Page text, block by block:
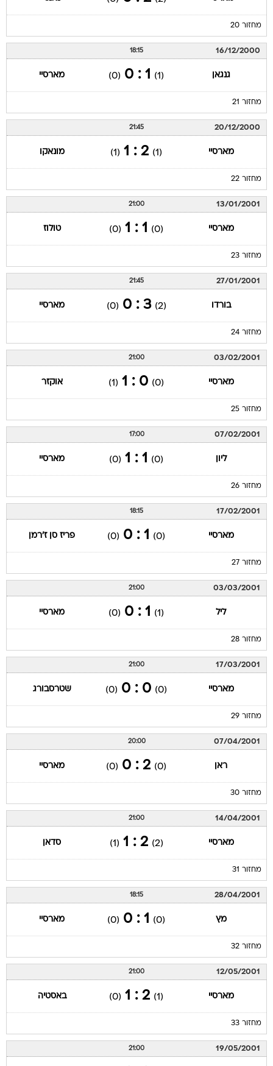
מחזור 20
16/12/2000
18:15
גנגאן (1)
1 : 0
(0) מארסיי
מחזור 21
20/12/2000
21:45
מארסיי (1)
2 : 1
(1) מונאקו
מחזור 22
13/01/2001
21:00
מארסיי (0)
1 : 1
(0) טולוז
מחזור 23
27/01/2001
21:45
בורדו (2)
3 : 0
(0) מארסיי
מחזור 24
03/02/2001
21:00
מארסיי (0)
0 : 1
(1) אוקזר
מחזור 25
07/02/2001
17:00
ליון (0)
1 : 1
(0) מארסיי
מחזור 26
17/02/2001
18:15
מארסיי (0)
1 : 0
(0) פריז סן ז'רמן
מחזור 27
03/03/2001
21:00
ליל (1)
1 : 0
(0) מארסיי
מחזור 28
17/03/2001
21:00
מארסיי (0)
0 : 0
(0) שטרסבורג
מחזור 29
07/04/2001
20:00
ראן (0)
2 : 0
(0) מארסיי
מחזור 30
14/04/2001
21:00
מארסיי (2)
2 : 1
(1) סדאן
מחזור 31
28/04/2001
18:15
מץ (0)
1 : 0
(0) מארסיי
מחזור 32
12/05/2001
21:00
מארסיי (1)
2 : 1
(0) באסטיה
מחזור 33
19/05/2001
21:00